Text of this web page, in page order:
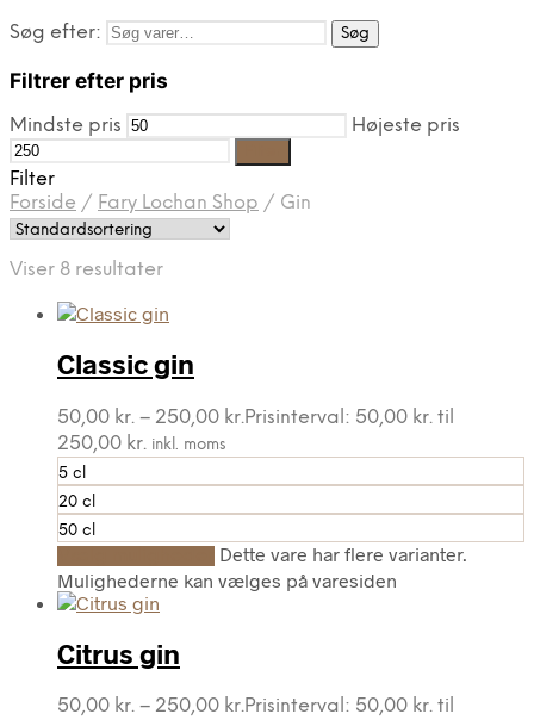
Søg efter: Søg
Filtrer efter pris
Mindste pris Højeste pris
Filter
Forside / Fary Lochan Shop / Gin
Viser 8 resultater
Classic gin
50,00 kr. – 250,00 kr.Prisinterval: 50,00 kr. til
250,00 kr. inkl. moms
5 cl
20 cl
50 cl
Dette vare har flere varianter.
Mulighederne kan vælges på varesiden
Citrus gin
50,00 kr. – 250,00 kr.Prisinterval: 50,00 kr. til